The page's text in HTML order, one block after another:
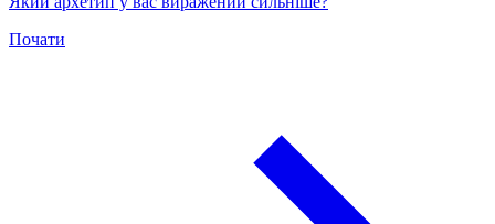
Почати